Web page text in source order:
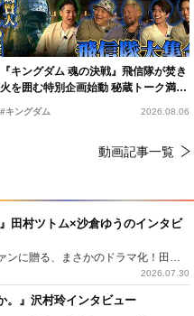
『キングダム 魂の決戦』飛信隊が焚き
火を囲む特別企画始動 秘蔵トーク満載
の“キングダムキャンプ”開催
#キングダム 2026.08.06
動画記事一覧
田村ツトム×沙倉ゆうのインタビ
『侍タイムスリッパー』ファンに贈る、まさかのドラマ化！田村ツトム×沙倉ゆうのが語る『心配無用ノ介』撮影秘話
2026.07.30
。』沢村玲インタビュー